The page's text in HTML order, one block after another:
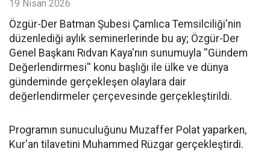
19 Nisan 2026
​Özgür-Der Batman Şubesi Çamlıca Temsilciliği'nin
düzenlediği aylık seminerlerinde bu ay; Özgür-Der
Genel Başkanı Rıdvan Kaya'nın sunumuyla ''Gündem
Değerlendirmesi'' konu başlığı ile ülke ve dünya
gündeminde gerçekleşen olaylara dair
değerlendirmeler çerçevesinde gerçekleştirildi.
Programın sunuculuğunu Muzaffer Polat yaparken,
Kur'an tilavetini Muhammed Rüzgar gerçekleştirdi.